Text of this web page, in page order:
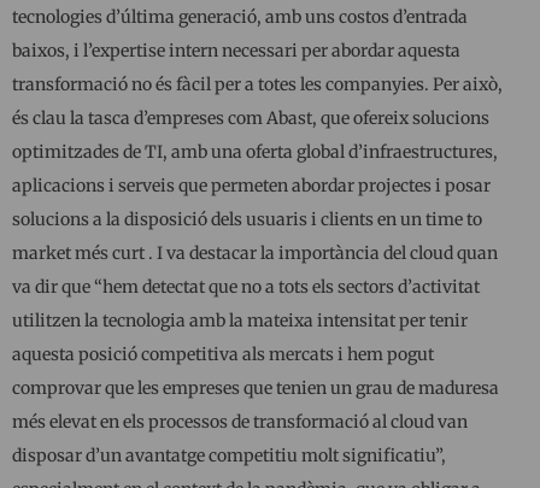
tecnologies d’última generació, amb uns costos d’entrada
baixos, i l’expertise intern necessari per abordar aquesta
transformació no és fàcil per a totes les companyies. Per això,
és clau la tasca d’empreses com Abast, que ofereix solucions
optimitzades de TI, amb una oferta global d’infraestructures,
aplicacions i serveis que permeten abordar projectes i posar
solucions a la disposició dels usuaris i clients en un time to
market més curt . I va destacar la importància del cloud quan
va dir que “hem detectat que no a tots els sectors d’activitat
utilitzen la tecnologia amb la mateixa intensitat per tenir
aquesta posició competitiva als mercats i hem pogut
comprovar que les empreses que tenien un grau de maduresa
més elevat en els processos de transformació al cloud van
disposar d’un avantatge competitiu molt significatiu”,